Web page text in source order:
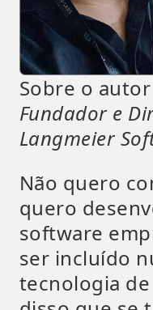
Sobre o autor
Fundador e
Langmeier
Não quero
quero
software
ser incluído
tecnologia